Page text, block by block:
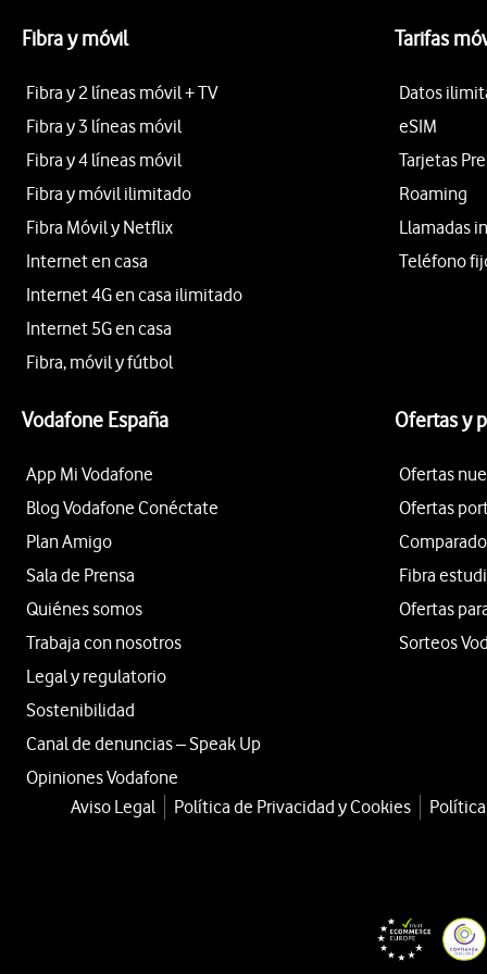
Fibra y móvil
Fibra y 2 líneas móvil + TV
Fibra y 3 líneas móvil
Fibra y 4 líneas móvil
Fibra y móvil ilimitado
Fibra Móvil y Netflix
Internet en casa
Internet 4G en casa ilimitado
Internet 5G en casa
Fibra, móvil y fútbol
Tarifas
Datos
eSIM
Tarjetas
Roaming
Llamadas
Teléfono
Vodafone España
App Mi Vodafone
Blog Vodafone Conéctate
Plan Amigo
Sala de Prensa
Quiénes somos
Trabaja con nosotros
Legal y regulatorio
Sostenibilidad
Canal de denuncias – Speak Up
Opiniones Vodafone
Ofertas y
Ofertas
Ofertas
Fibra
Ofertas
Sorteos
Aviso Legal Política de Privacidad y Cookies